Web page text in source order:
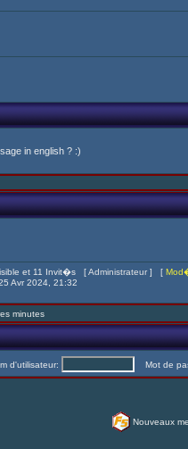
in english ? :)
et 11 Invit�s [Administrateur] [
Avr 2024, 21:32
minutes
d'utilisateur: Mot de
Nouveaux